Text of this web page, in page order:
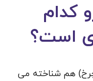
کدام
است؟
چرخ) هم شناخته می